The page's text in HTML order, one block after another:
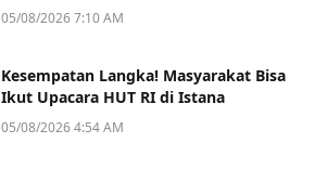
05/08/2026 7:10 AM
Kesempatan Langka! Masyarakat Bisa
Ikut Upacara HUT RI di Istana
05/08/2026 4:54 AM